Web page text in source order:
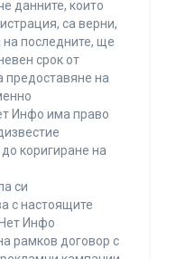
данните, които
са верни,
последните, ще
срок от
предоставяне на
Инфо има право
коригиране на
си
с настоящите
Инфо
рамков договор с